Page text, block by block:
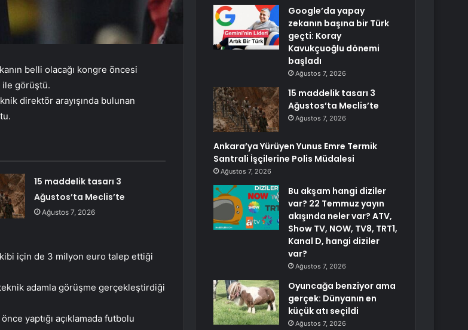
belli olacağı kongre öncesi
ile görüştü.
direktör arayışında bulunan
15 maddelik tasarı 3
Ağustos’ta Meclis’te
Ağustos 7, 2026
için de 3 milyon euro talep ettiği
teknik adamla görüşme gerçekleştirdiği
yaptığı açıklamada futbolu
Google’da yapay
zekanın başına bir Türk
geçti: Koray
Kavukçuoğlu dönemi
başladı
Ağustos 7, 2026
15 maddelik tasarı 3
Ağustos’ta Meclis’te
Ağustos 7, 2026
Ankara’ya Yürüyen Yunus Emre Termik
Santrali İşçilerine Polis Müdalesi
Ağustos 7, 2026
Bu akşam hangi diziler
var? 22 Temmuz yayın
akışında neler var? ATV,
Show TV, NOW, TV8, TRT1,
Kanal D, hangi diziler
var?
Ağustos 7, 2026
Oyuncağa benziyor ama
gerçek: Dünyanın en
küçük atı seçildi
Ağustos 7, 2026